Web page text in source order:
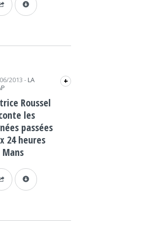
2013 - LA
+
Roussel
les
passées
24 heures
Mans